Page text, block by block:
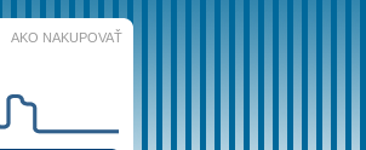
AKO NAKUPOVAŤ